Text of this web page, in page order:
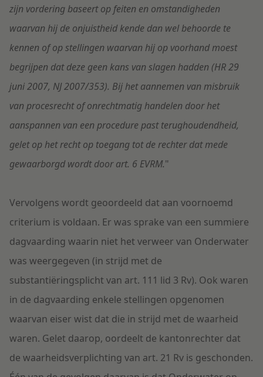
zijn vordering baseert op feiten en omstandigheden
waarvan hij de onjuistheid kende dan wel behoorde te
kennen of op stellingen waarvan hij op voorhand moest
begrijpen dat deze geen kans van slagen hadden (HR 29
juni 2007, NJ 2007/353). Bij het aannemen van misbruik
van procesrecht of onrechtmatig handelen door het
aanspannen van een procedure past terughoudendheid,
gelet op het recht op toegang tot de rechter dat mede
gewaarborgd wordt door art. 6 EVRM."
Vervolgens wordt geoordeeld dat aan voornoemd
criterium is voldaan. Er was sprake van een summiere
dagvaarding waarin niet het verweer van Onderwater
was weergegeven (in strijd met de
substantiëringsplicht van art. 111 lid 3 Rv). Ook waren
in de dagvaarding enkele stellingen opgenomen
waarvan eiser wist dat die in strijd met de waarheid
waren. Gelet daarop, oordeelt de kantonrechter dat
de waarheidsverplichting van art. 21 Rv is geschonden.